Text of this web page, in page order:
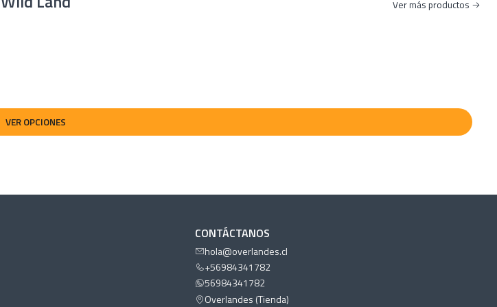
Tamaño Cerrado: 223x160x28cm
Ver más productos
VER OPCIONES
CONTÁCTANOS
hola@overlandes.cl
+56984341782
56984341782
Overlandes (Tienda)